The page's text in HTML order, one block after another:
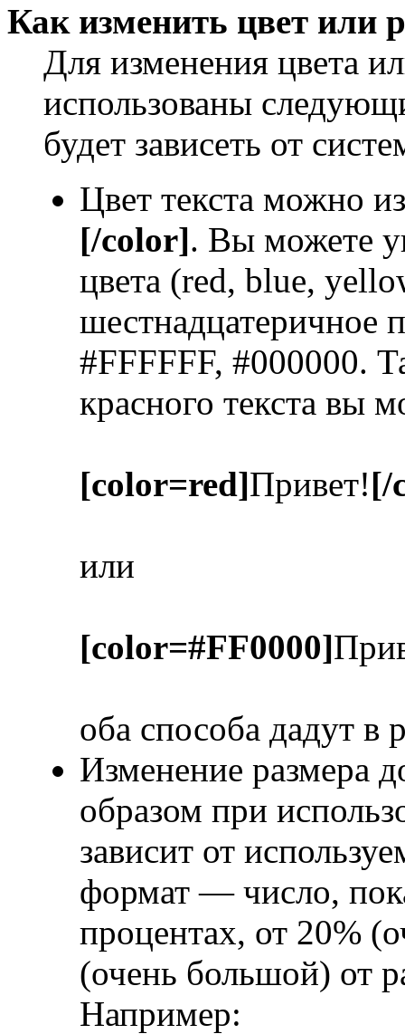
Как изменить цвет или
Для изменения цвета
использованы
будет зависеть от
Цвет текста можно
[/color]. Вы можете
цвета (red, blue,
шестнадцатеричное
#FFFFFF, #000000.
красного текста вы
[color=red]Привет![/
или
[color=#FF0000]
оба способа дадут в
Изменение размера
образом при
зависит от
формат — число,
процентах, от 20%
(очень большой) от
Например: